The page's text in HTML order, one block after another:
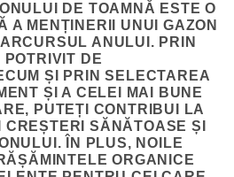
DE TOAMNĂ ESTE O
A MENȚINERII UNUI GAZON
ANULUI. PRIN
DE
ȘI PRIN SELECTAREA
ȘI A CELEI MAI BUNE
PUTEȚI CONTRIBUI LA
CREȘTERI SĂNĂTOASE ȘI
ÎN PLUS, NOILE
ORGANICE